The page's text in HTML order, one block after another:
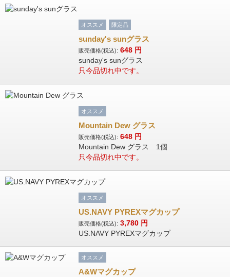
オススメ 限定品
sunday's sunグラス
販売価格(税込): 648 円
sunday's sunグラス
只今品切れ中です。
オススメ
Mountain Dew グラス
販売価格(税込): 648 円
Mountain Dew グラス 1個
只今品切れ中です。
オススメ
US.NAVY PYREXマグカップ
販売価格(税込): 3,780 円
US.NAVY PYREXマグカップ
オススメ
A&Wマグカップ